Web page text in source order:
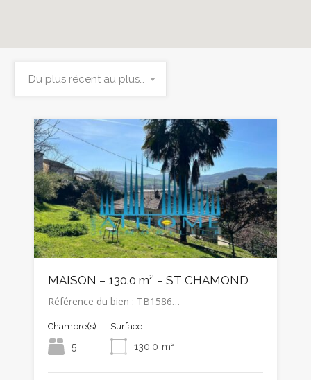
Du plus récent au plus ancien
MAISON – 130.0 m² – ST CHAMOND
Référence du bien : TB1586…
Chambre(s)
5
Surface
130.0 m²